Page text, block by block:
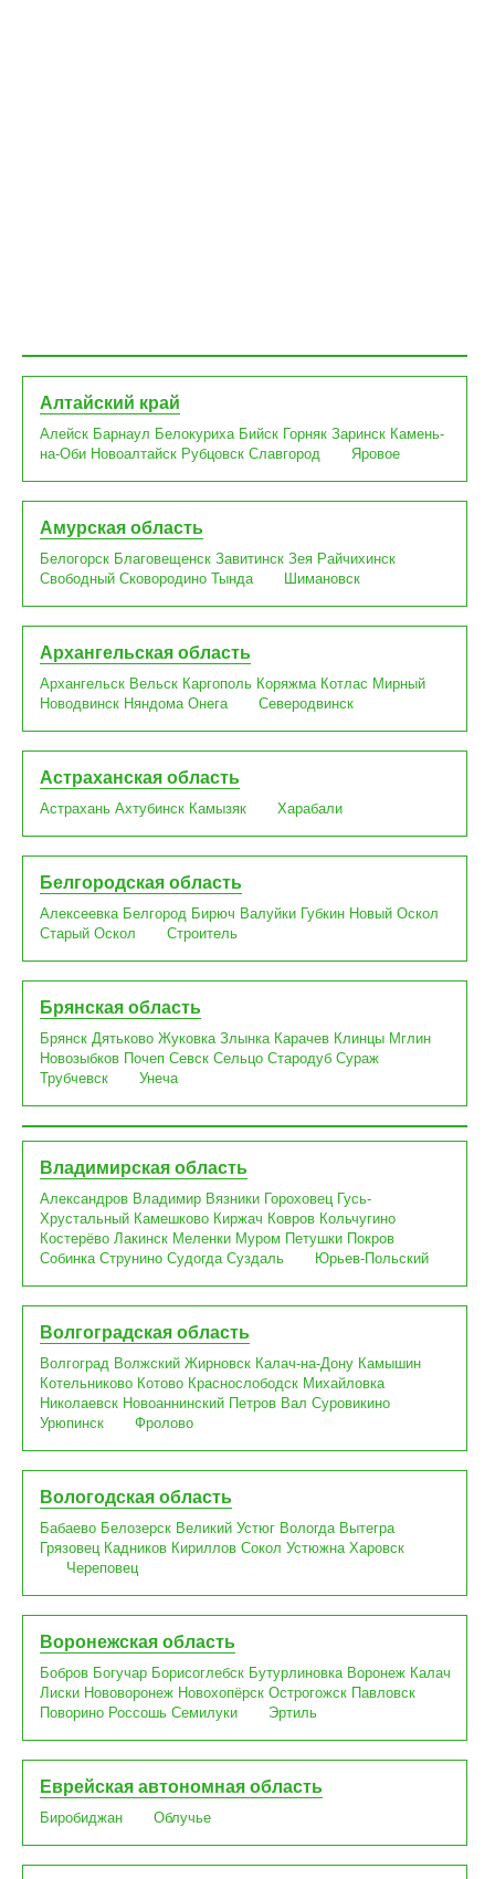
Алтайский край
Алейск Барнаул Белокуриха Бийск Горняк Заринск Камень-
на-Оби Новоалтайск Рубцовск Славгород Яровое
Амурская область
Белогорск Благовещенск Завитинск Зея Райчихинск
Свободный Сковородино Тында Шимановск
Архангельская область
Архангельск Вельск Каргополь Коряжма Котлас Мирный
Новодвинск Няндома Онега Северодвинск
Астраханская область
Астрахань Ахтубинск Камызяк Харабали
Белгородская область
Алексеевка Белгород Бирюч Валуйки Губкин Новый Оскол
Старый Оскол
Строитель
Брянская область
Брянск Дятьково Жуковка Злынка Карачев Клинцы Мглин
Новозыбков Почеп Севск Сельцо Стародуб Сураж
Трубчевск
Унеча
Владимирская область
Александров Владимир Вязники Гороховец Гусь-
Хрустальный Камешково Киржач Ковров Кольчугино
Костерёво Лакинск Меленки Муром Петушки Покров
Собинка Струнино Судогда Суздаль Юрьев-Польский
Волгоградская область
Волгоград Волжский Жирновск Калач-на-Дону Камышин
Котельниково Котово Краснослободск Михайловка
Николаевск Новоаннинский Петров Вал Суровикино
Урюпинск
Фролово
Вологодская область
Бабаево Белозерск Великий Устюг Вологда Вытегра
Грязовец Кадников Кириллов Сокол Устюжна Харовск
Череповец
Воронежская область
Бобров Богучар Борисоглебск Бутурлиновка Воронеж Калач
Лиски Нововоронеж Новохопёрск Острогожск Павловск
Поворино Россошь Семилуки Эртиль
Еврейская автономная область
Биробиджан Облучье